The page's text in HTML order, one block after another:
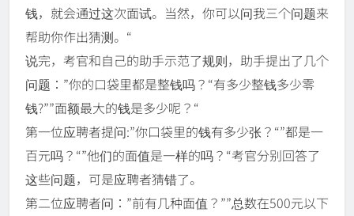
钱，就会通过这次面试。当然，你可以问我三个问题来
帮助你作出猜测。“
说完，考官和自己的助手示范了规则，助手提出了几个
问题：”你的口袋里都是整钱吗？“有多少整钱多少零
钱?””面额最大的钱是多少呢？“
第一位应聘者提问:”你口袋里的钱有多少张？“”都是一
百元吗？“”他们的面值是一样的吗？“考官分别回答了
这些问题，可是应聘者猜错了。
第二位应聘者问：”前有几种面值？””总数在500元以下